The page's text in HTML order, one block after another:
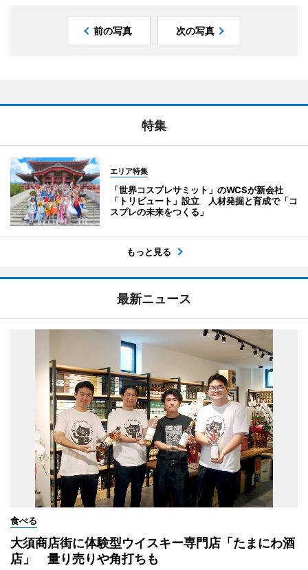
前の写真 次の写真
特集
エリア特集
「世界コスプレサミット」のWCSが新会社
「トリビュート」設立 人材発掘と育成で「コ
スプレの未来をつくる」
もっと見る
最新ニュース
食べる
大須商店街に体験型ウイスキー専門店「たまにわ酒
店」 量り売りや角打ちも